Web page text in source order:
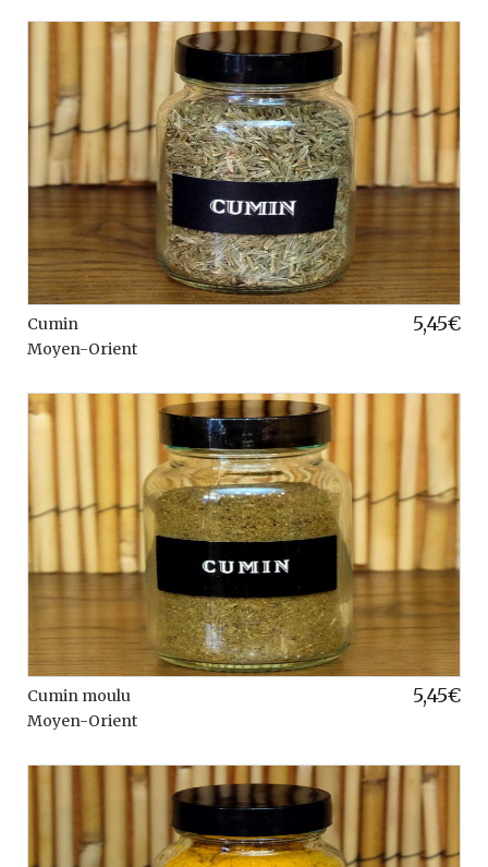
Cumin
Moyen-Orient
5,45€
Cumin moulu
Moyen-Orient
5,45€